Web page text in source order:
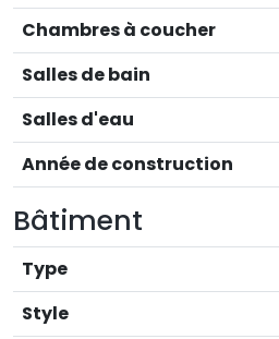
Chambres à coucher
Salles de bain
Salles d'eau
Année de construction
Bâtiment
Type
Style